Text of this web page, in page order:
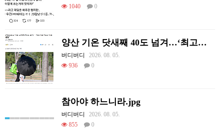
1040
0
양산 기온 닷새째 40도 넘겨…‘최고기온 42도 가능성도’
버디버디
2026. 08. 05.
936
0
참아야 하느니라.jpg
버디버디
2026. 08. 05.
855
0